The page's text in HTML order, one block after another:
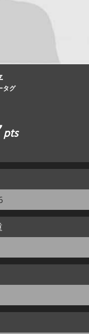
とは
タグ
pts